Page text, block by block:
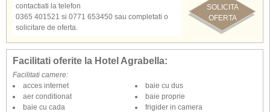
SOLICITA
OFERTA
contactiati la telefon
0365 401521 si 0771 653450 sau completati o
solicitare de oferta.
Facilitati oferite la Hotel Agrabella:
Facilitati camere:
acces internet
aer conditionat
baie cu cada
baie cu dus
baie proprie
frigider in camera